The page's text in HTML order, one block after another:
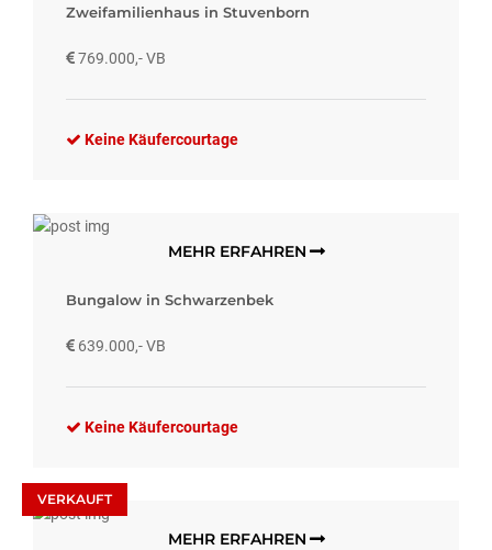
Zweifamilienhaus in Stuvenborn
769.000,- VB
Keine Käufercourtage
MEHR ERFAHREN
Bungalow in Schwarzenbek
639.000,- VB
Keine Käufercourtage
VERKAUFT
MEHR ERFAHREN